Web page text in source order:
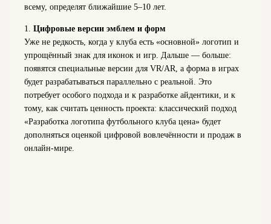
всему, определят ближайшие 5–10 лет.
1. Цифровые версии эмблем и форм
Уже не редкость, когда у клуба есть «основной» логотип и
упрощённый знак для иконок и игр. Дальше — больше:
появятся специальные версии для VR/AR, а форма в играх
будет разрабатываться параллельно с реальной. Это
потребует особого подхода и к разработке айдентики, и к
тому, как считать ценность проекта: классический подход
«Разработка логотипа футбольного клуба цена» будет
дополняться оценкой цифровой вовлечённости и продаж в
онлайн-мире.